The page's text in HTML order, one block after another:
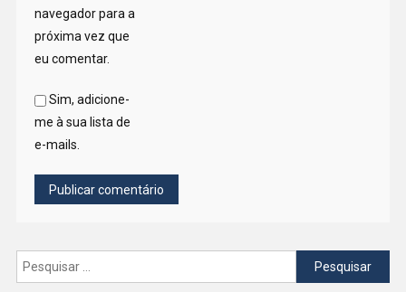
navegador para a
próxima vez que
eu comentar.
Sim, adicione-
me à sua lista de
e-mails.
Pesquisar
por: